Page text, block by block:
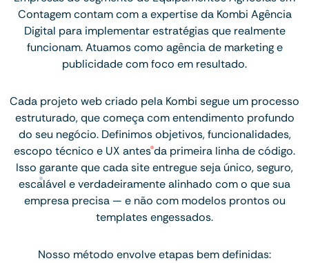
Contagem contam com a expertise da Kombi Agência
Digital para implementar estratégias que realmente
funcionam. Atuamos como agência de marketing e
publicidade com foco em resultado.
Cada projeto web criado pela Kombi segue um processo
estruturado, que começa com entendimento profundo
do seu negócio. Definimos objetivos, funcionalidades,
escopo técnico e UX antes da primeira linha de código.
Isso garante que cada site entregue seja único, seguro,
escalável e verdadeiramente alinhado com o que sua
empresa precisa — e não com modelos prontos ou
templates engessados.
Nosso método envolve etapas bem definidas: